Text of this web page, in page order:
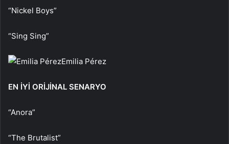
“Nickel Boys”
“Sing Sing”
Emilia Pérez
EN İYİ ORİJİNAL SENARYO
“Anora”
“The Brutalist”